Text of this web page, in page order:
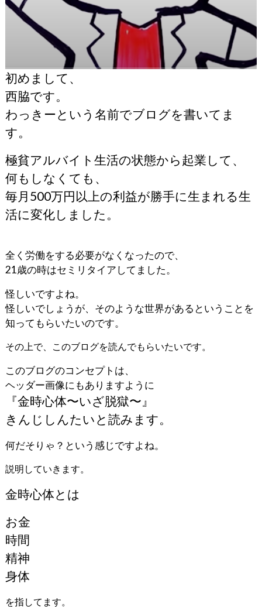
初めまして、
西脇です。
わっきーという名前でブログを書いてま
す。
極貧アルバイト生活の状態から起業して、
何もしなくても、
毎月500万円以上の利益が勝手に生まれる生
活に変化しました。
全く労働をする必要がなくなったので、
21歳の時はセミリタイアしてました。
怪しいですよね。
怪しいでしょうが、そのような世界があるということを
知ってもらいたいのです。
その上で、このブログを読んでもらいたいです。
このブログのコンセプトは、
ヘッダー画像にもありますように
『金時心体〜いざ脱獄〜』
きんじしんたいと読みます。
何だそりゃ？という感じですよね。
説明していきます。
金時心体とは
お金
時間
精神
身体
を指してます。